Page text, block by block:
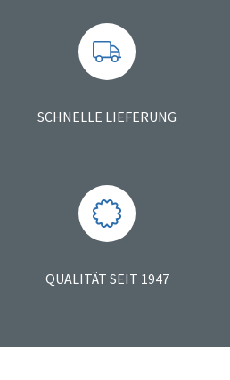
SCHNELLE LIEFERUNG
QUALITÄT SEIT 1947